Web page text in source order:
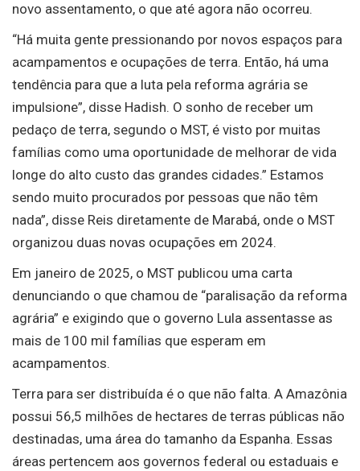
novo assentamento, o que até agora não ocorreu.
“Há muita gente pressionando por novos espaços para
acampamentos e ocupações de terra. Então, há uma
tendência para que a luta pela reforma agrária se
impulsione”, disse Hadish. O sonho de receber um
pedaço de terra, segundo o MST, é visto por muitas
famílias como uma oportunidade de melhorar de vida
longe do alto custo das grandes cidades.” Estamos
sendo muito procurados por pessoas que não têm
nada”, disse Reis diretamente de Marabá, onde o MST
organizou duas novas ocupações em 2024.
Em janeiro de 2025, o MST publicou uma carta
denunciando o que chamou de “paralisação da reforma
agrária” e exigindo que o governo Lula assentasse as
mais de 100 mil famílias que esperam em
acampamentos.
Terra para ser distribuída é o que não falta. A Amazônia
possui 56,5 milhões de hectares de terras públicas não
destinadas, uma área do tamanho da Espanha. Essas
áreas pertencem aos governos federal ou estaduais e